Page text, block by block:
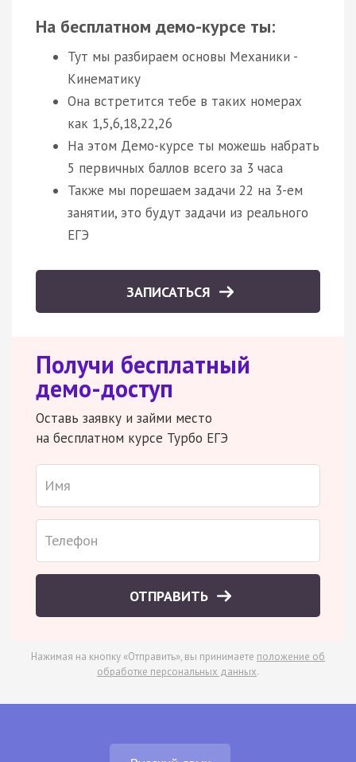
На бесплатном демо-курсе ты:
Тут мы разбираем основы Механики -
Кинематику
Она встретится тебе в таких номерах
как 1,5,6,18,22,26
На этом Демо-курсе ты можешь набрать
5 первичных баллов всего за 3 часа
Также мы порешаем задачи 22 на 3-ем
занятии, это будут задачи из реального
ЕГЭ
ЗАПИСАТЬСЯ
Получи бесплатный
демо-доступ
Оставь заявку и займи место
на бесплатном курсе Турбо ЕГЭ
ОТПРАВИТЬ
Нажимая на кнопку «Отправить», вы принимаете положение об
обработке персональных данных.